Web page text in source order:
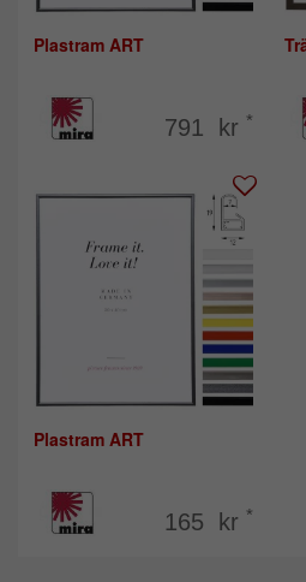
Plastram ART
791 kr *
Plastram ART
165 kr *